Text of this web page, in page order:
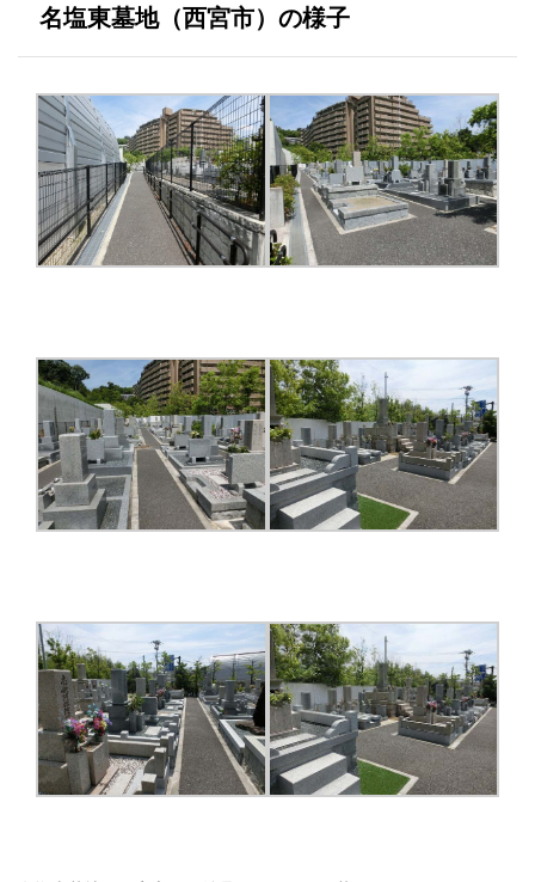
名塩東墓地（西宮市）の様子